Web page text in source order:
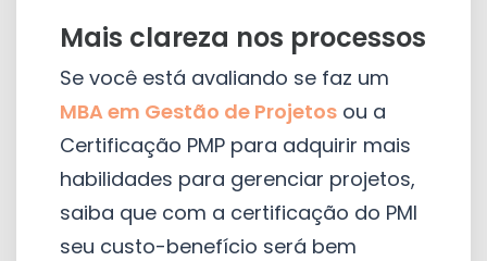
Mais clareza nos processos
Se você está avaliando se faz um
MBA em Gestão de Projetos ou a
Certificação PMP para adquirir mais
habilidades para gerenciar projetos,
saiba que com a certificação do PMI
seu custo-benefício será bem